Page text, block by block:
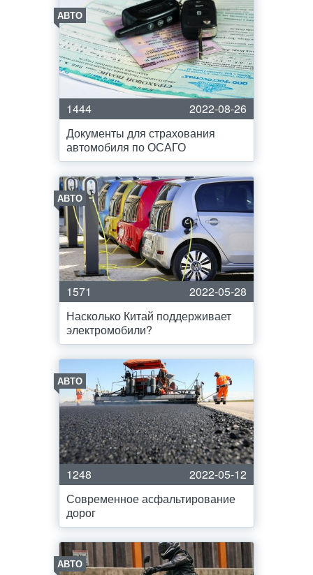
АВТО
1444
2022-08-26
Документы для страхования
автомобиля по ОСАГО
АВТО
1571
2022-05-28
Насколько Китай поддерживает
электромобили?
АВТО
1248
2022-05-12
Современное асфальтирование
дорог
АВТО